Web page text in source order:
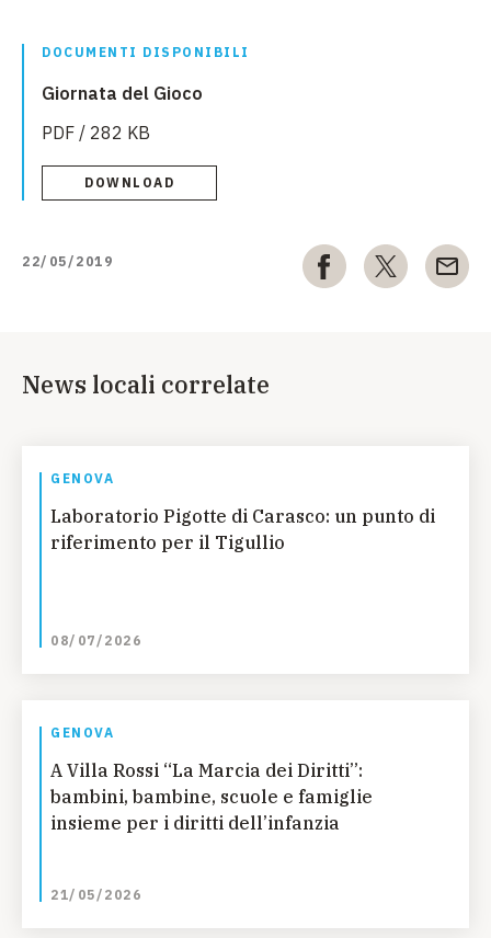
DOCUMENTI DISPONIBILI
Giornata del Gioco
PDF / 282 KB
DOWNLOAD
22/05/2019
News locali correlate
GENOVA
Laboratorio Pigotte di Carasco: un punto di
riferimento per il Tigullio
08/07/2026
GENOVA
A Villa Rossi “La Marcia dei Diritti”:
bambini, bambine, scuole e famiglie
insieme per i diritti dell’infanzia
21/05/2026